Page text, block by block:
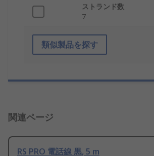
ストランド数
7
類似製品を探す
関連ページ
RS PRO 電話線 黒, 5 m